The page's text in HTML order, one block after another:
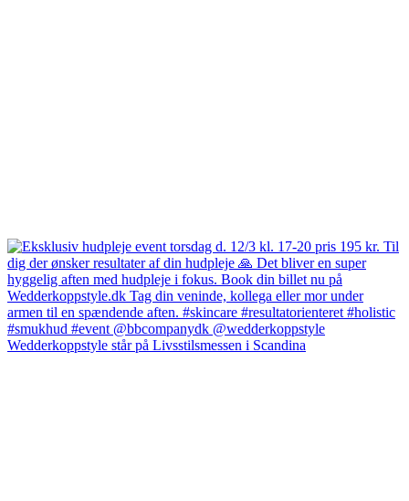
Wedderkoppstyle står på Livsstilsmessen i Scandina